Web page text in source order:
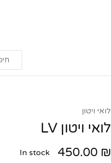
לואי ויטון
לואי ויטון LV
450.00 ₪
In stock